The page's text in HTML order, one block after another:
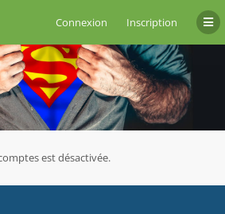
Connexion Inscription
est désactivée.